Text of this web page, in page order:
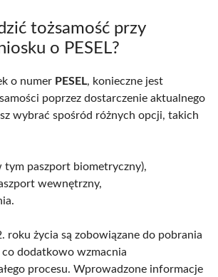
tożsamość przy
o PESEL?
o numer PESEL, konieczne jest
poprzez dostarczenie aktualnego
wybrać spośród różnych opcji, takich
tym paszport biometryczny),
wewnętrzny,
roku życia są zobowiązane do pobrania
dodatkowo wzmacnia
procesu. Wprowadzone informacje